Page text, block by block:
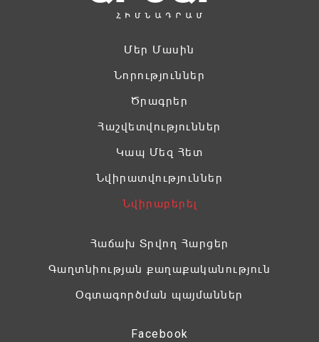
Մեր Մասին
Նորություններ
Ծրագրեր
Հաշվետվություններ
Կապ Մեզ Հետ
Նվիրատվություններ
Նվիրաբերել
Հաճախ Տրվող Հարցեր
Գաղտնիության քաղաքականություն
Օգտագործման պայմաններ
Facebook